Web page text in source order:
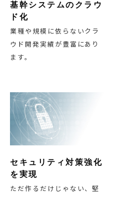
基幹システムのクラウ
ド化
業種や規模に依らないクラ
ウド開発実績が豊富にあり
ます。
セキュリティ対策強化
を実現
ただ作るだけじゃない、堅